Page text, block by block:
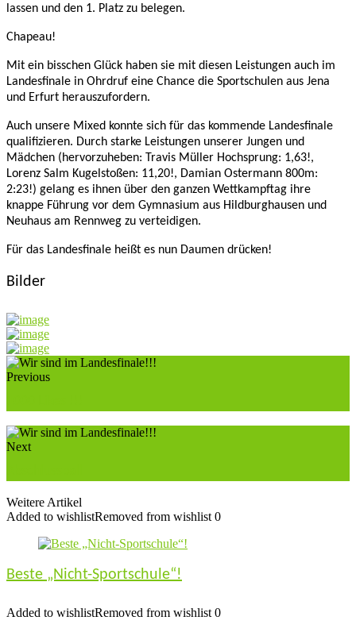
lassen und den 1. Platz zu belegen.
Chapeau!
Mit ein bisschen Glück haben sie mit diesen Leistungen auch im
Landesfinale in Ohrdruf eine Chance die Sportschulen aus Jena
und Erfurt herauszufordern.
Auch unsere Mixed konnte sich für das kommende Landesfinale
qualifizieren. Durch starke Leistungen unserer Jungen und
Mädchen (hervorzuheben: Travis Müller Hochsprung: 1,63!,
Lorenz Salm Kugelstoßen: 11,20!, Damian Ostermann 800m:
2:23!) gelang es ihnen über den ganzen Wettkampftag ihre
knappe Führung vor dem Gymnasium aus Hildburghausen und
Neuhaus am Rennweg zu verteidigen.
Für das Landesfinale heißt es nun Daumen drücken!
Bilder
Previous
Next
Weitere Artikel
Added to wishlistRemoved from wishlist 0
Beste „Nicht-Sportschule“!
Added to wishlistRemoved from wishlist 0